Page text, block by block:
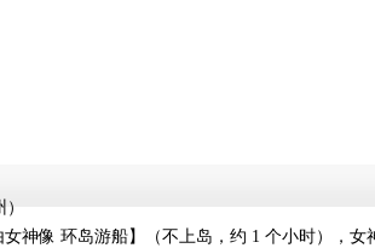
神像 环岛游船】（不上岛，约 1 个小时），女